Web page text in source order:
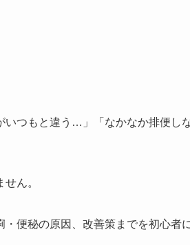
つもと違う…」「なかなか排便し
ん。
便秘の原因、改善策までを初心者